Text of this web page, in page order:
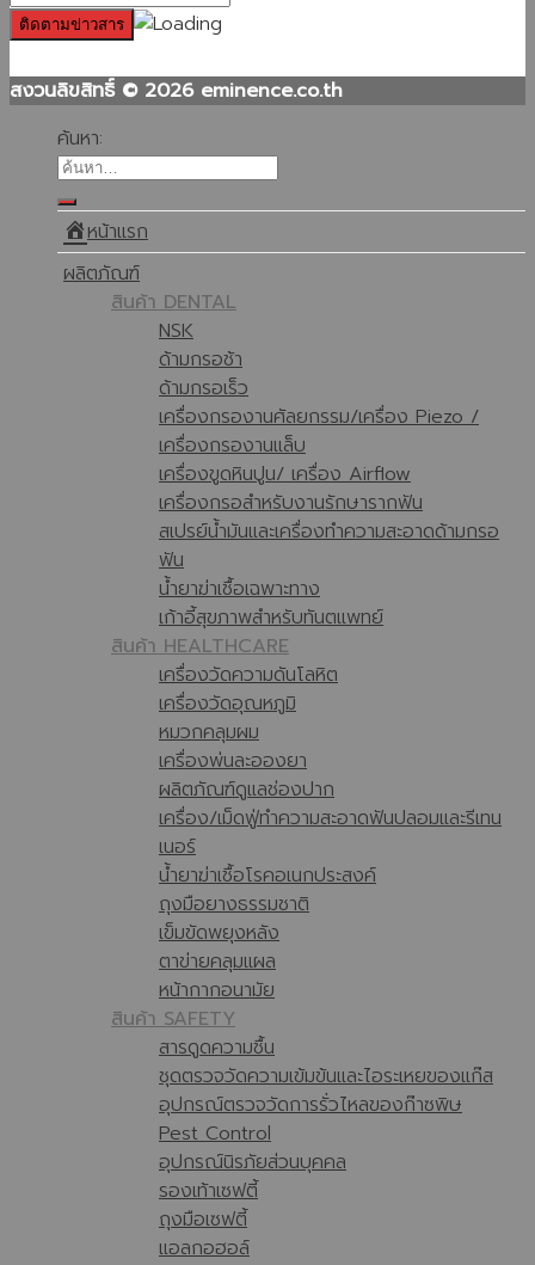
สงวนลิขสิทธิ์ © 2026 eminence.co.th
ค้นหา:
หน้าแรก
ผลิตภัณฑ์
สินค้า DENTAL
NSK
ด้ามกรอช้า
ด้ามกรอเร็ว
เครื่องกรองานศัลยกรรม/เครื่อง Piezo /
เครื่องกรองานแล็บ
เครื่องขูดหินปูน/ เครื่อง Airflow
เครื่องกรอสำหรับงานรักษารากฟัน
สเปรย์น้ำมันและเครื่องทำความสะอาดด้ามกรอ
ฟัน
น้ำยาฆ่าเชื้อเฉพาะทาง
เก้าอี้สุขภาพสำหรับทันตแพทย์
สินค้า HEALTHCARE
เครื่องวัดความดันโลหิต
เครื่องวัดอุณหภูมิ
หมวกคลุมผม
เครื่องพ่นละอองยา
ผลิตภัณฑ์ดูแลช่องปาก
เครื่อง/เม็ดฟู่ทำความสะอาดฟันปลอมและรีเทน
เนอร์
น้ำยาฆ่าเชื้อโรคอเนกประสงค์
ถุงมือยางธรรมชาติ
เข็มขัดพยุงหลัง
ตาข่ายคลุมแผล
หน้ากากอนามัย
สินค้า SAFETY
สารดูดความชื้น
ชุดตรวจวัดความเข้มข้นและไอระเหยของแก๊ส
อุปกรณ์ตรวจวัดการรั่วไหลของก๊าซพิษ
Pest Control
อุปกรณ์นิรภัยส่วนบุคคล
รองเท้าเซฟตี้
ถุงมือเซฟตี้
แอลกอฮอล์